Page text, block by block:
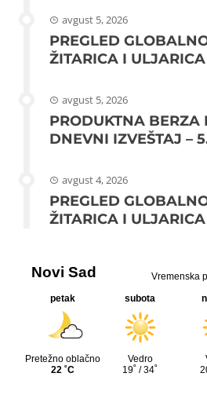
avgust 5, 2026
PREGLED
ŽITARICA I
avgust 5, 2026
PRODUKTNA BERZA
DNEVNI IZVEŠTAJ –
avgust 4, 2026
PREGLED
ŽITARICA I